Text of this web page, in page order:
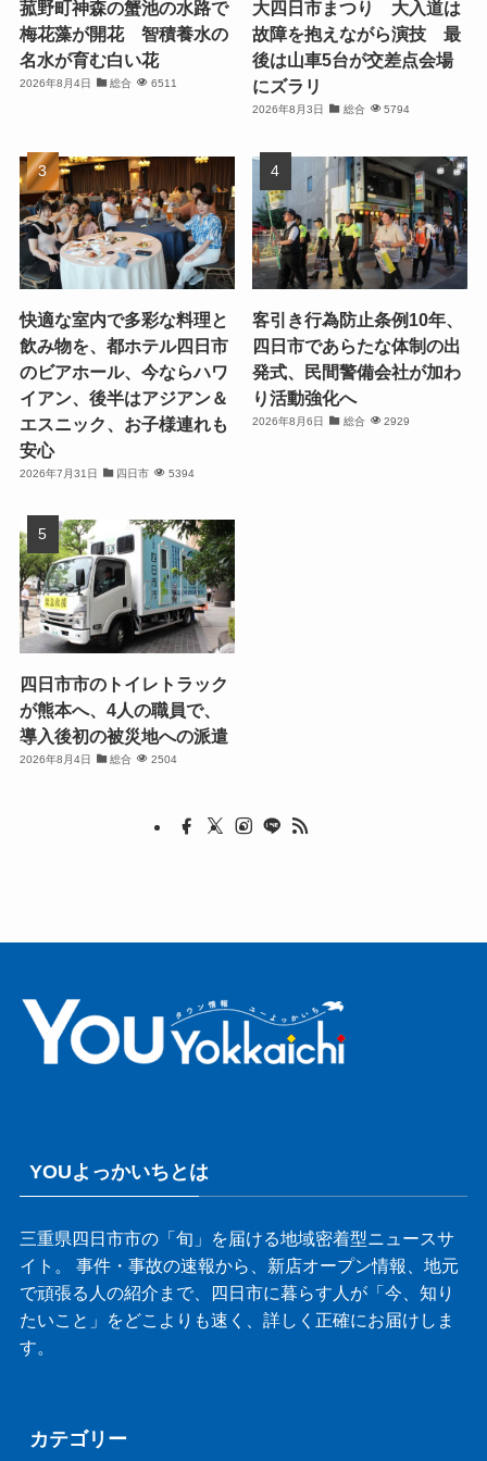
菰野町神森の蟹池の水路で
梅花藻が開花 智積養水の
名水が育む白い花
2026年8月4日 総合 6511
大四日市まつり 大入道は
故障を抱えながら演技 最
後は山車5台が交差点会場
にズラリ
2026年8月3日 総合 5794
快適な室内で多彩な料理と
飲み物を、都ホテル四日市
のビアホール、今ならハワ
イアン、後半はアジアン＆
エスニック、お子様連れも
安心
2026年7月31日 四日市 5394
客引き行為防止条例10年、
四日市であらたな体制の出
発式、民間警備会社が加わ
り活動強化へ
2026年8月6日 総合 2929
四日市市のトイレトラック
が熊本へ、4人の職員で、
導入後初の被災地への派遣
2026年8月4日 総合 2504
YOUよっかいちとは
三重県四日市市の「旬」を届ける地域密着型ニュースサ
イト。 事件・事故の速報から、新店オープン情報、地元
で頑張る人の紹介まで、四日市に暮らす人が「今、知り
たいこと」をどこよりも速く、詳しく正確にお届けしま
す。
カテゴリー